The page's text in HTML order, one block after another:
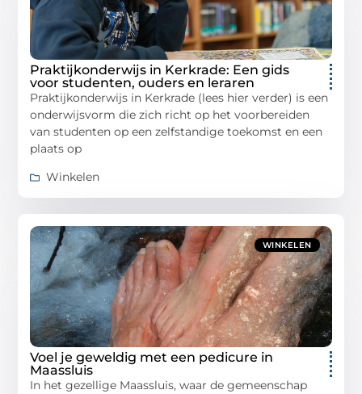
Praktijkonderwijs in Kerkrade: Een gids
voor studenten, ouders en leraren
Praktijkonderwijs in Kerkrade (lees hier verder) is een
onderwijsvorm die zich richt op het voorbereiden
van studenten op een zelfstandige toekomst en een
plaats op
Winkelen
WINKELEN
Voel je geweldig met een pedicure in
Maassluis
In het gezellige Maassluis, waar de gemeenschap